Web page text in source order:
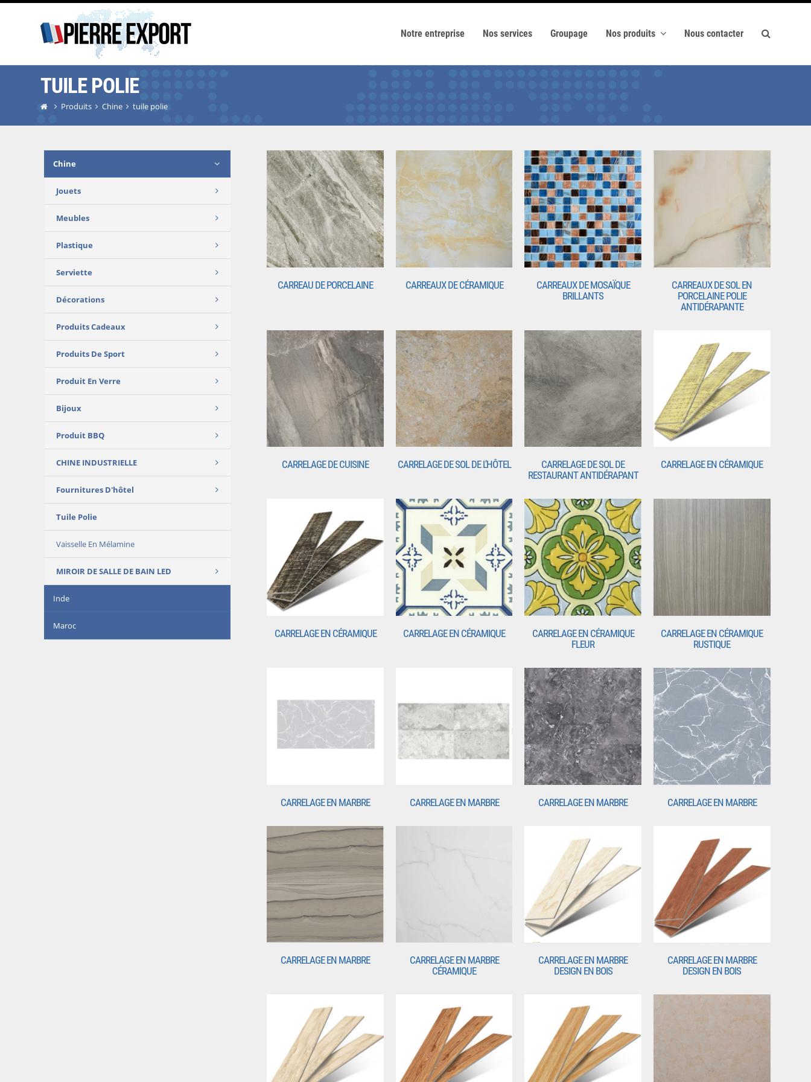
Notre entreprise Nos services Groupage Nos produits Nous contacter
TUILE POLIE
Produits Chine tuile polie
CARREAU DE PORCELAINE CARREAUX DE CÉRAMIQUE
CARREAUX DE MOSAÏQUE
BRILLANTS
CARREAUX DE SOL EN
PORCELAINE POLIE
ANTIDÉRAPANTE
CARRELAGE DE CUISINE CARRELAGE DE SOL DE L’HÔTEL
CARRELAGE DE SOL DE
RESTAURANT ANTIDÉRAPANT
CARRELAGE EN CÉRAMIQUE
CARRELAGE EN CÉRAMIQUE CARRELAGE EN CÉRAMIQUE
CARRELAGE EN CÉRAMIQUE
FLEUR
CARRELAGE EN CÉRAMIQUE
RUSTIQUE
CARRELAGE EN MARBRE CARRELAGE EN MARBRE CARRELAGE EN MARBRE CARRELAGE EN MARBRE
CARRELAGE EN MARBRE
CARRELAGE EN MARBRE
CÉRAMIQUE
CARRELAGE EN MARBRE
DESIGN EN BOIS
CARRELAGE EN MARBRE
DESIGN EN BOIS
Chine
Jouets
Meubles
Plastique
Serviette
Décorations
Produits Cadeaux
Produits De Sport
Produit En Verre
Bijoux
Produit BBQ
CHINE INDUSTRIELLE
Fournitures D'hôtel
Tuile Polie
Vaisselle En Mélamine
MIROIR DE SALLE DE BAIN LED
Inde
Maroc